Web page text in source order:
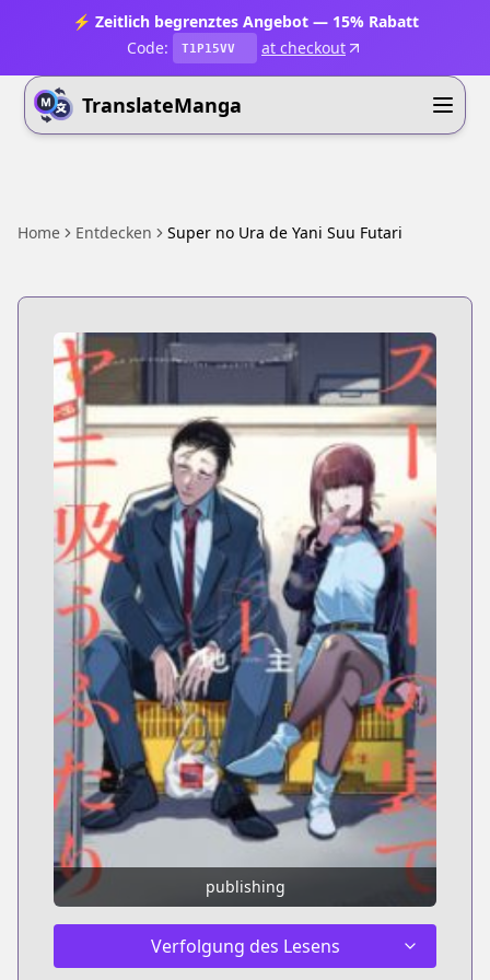
⚡ Zeitlich begrenztes Angebot — 15% Rabatt
Code:
T1P15VV at checkout
TranslateManga
Home Entdecken Super no Ura de Yani Suu Futari
publishing
Verfolgung des Lesens